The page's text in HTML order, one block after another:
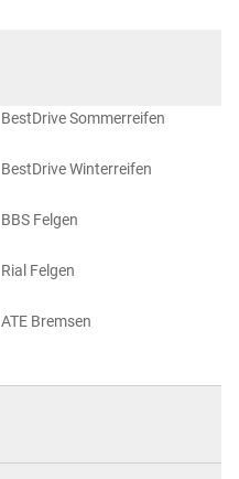
BestDrive Sommerreifen
BestDrive Winterreifen
BBS Felgen
Rial Felgen
ATE Bremsen